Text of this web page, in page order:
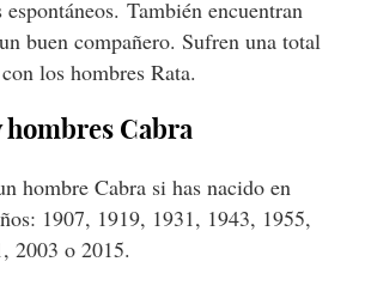
También encuentran
buen compañero. Sufren una total
los hombres Rata.
hombres Cabra
hombre Cabra si has nacido en
1907, 1919, 1931, 1943, 1955,
2003 o 2015.